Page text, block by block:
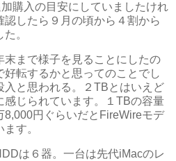
購入の目安にしていましたけれ
認したら９月の頃から４割から
。
末まで様子を見ることにしたの
転するかと思ってのことでし
入と思われる。２TBとはいえど
感じられています。１TBの容量
8,000円ぐらいだとFireWireモデ
す。
は６器。一台は先代iMacのレ